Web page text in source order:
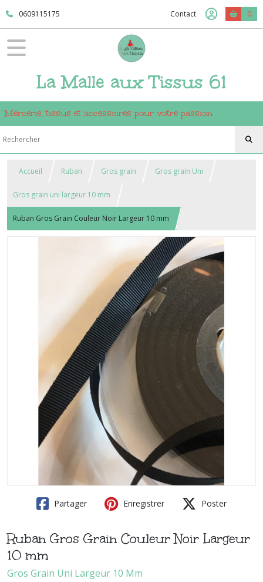
0609115175 Contact 0
La Malle aux Tissus 61
Mercerie, tissus et accessoires pour votre passion
Accueil Ruban Gros grain Gros grain Uni
Gros grain uni largeur 10 mm
Ruban Gros Grain Couleur Noir Largeur 10 mm
Partager Enregistrer Poster
Ruban Gros Grain Couleur Noir Largeur
10 mm
Gros Grain Uni Largeur 10 Mm